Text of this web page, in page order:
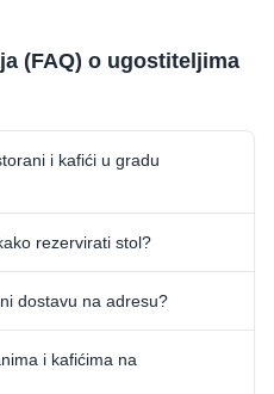
(FAQ) o ugostiteljima
i kafići u gradu
rezervirati stol?
dostavu na adresu?
i kafićima na